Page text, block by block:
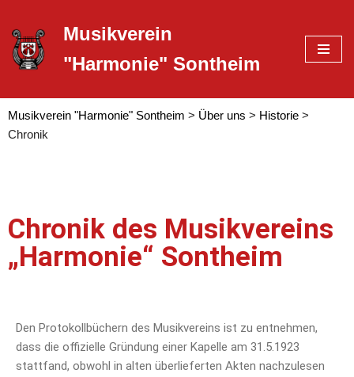
Zum
Inhalt
Musikverein
"Harmonie" Sontheim
Musikverein "Harmonie" Sontheim > Über uns > Historie >
Chronik
Chronik des Musikvereins
„Harmonie“ Sontheim
Den Protokollbüchern des Musikvereins ist zu entnehmen,
dass die offizielle Gründung einer Kapelle am 31.5.1923
stattfand, obwohl in alten überlieferten Akten nachzulesen